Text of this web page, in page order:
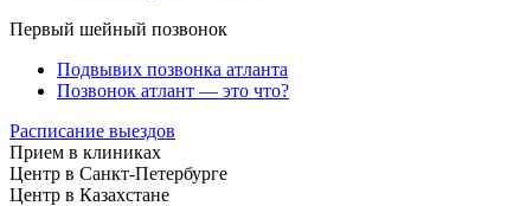
Первый шейный позвонок
Подвывих позвонка атланта
Позвонок атлант — это что?
Расписание выездов
Прием в клиниках
Центр в Санкт-Петербурге
Центр в Казахстане